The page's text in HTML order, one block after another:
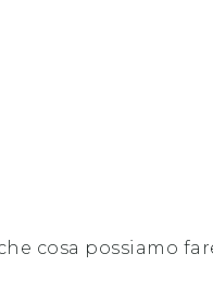
cosa possiamo